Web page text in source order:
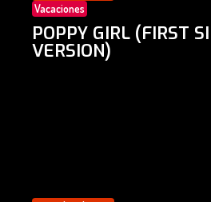
Vacaciones
POPPY GIRL (FIRST
VERSION)